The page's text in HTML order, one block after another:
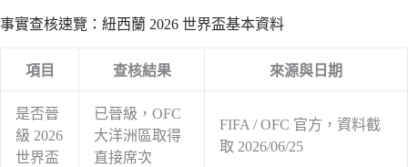
事實查核速覽：紐西蘭 2026 世界盃基本資料
項目 查核結果 來源與日期
是否晉
級 2026
世界盃
已晉級，OFC
大洋洲區取得
直接席次
FIFA / OFC 官方，資料截
取 2026/06/25